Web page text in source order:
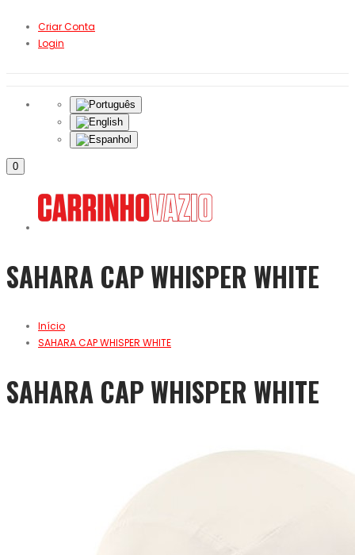
Criar Conta
Login
0
SAHARA CAP WHISPER WHITE
Início
SAHARA CAP WHISPER WHITE
SAHARA CAP WHISPER WHITE